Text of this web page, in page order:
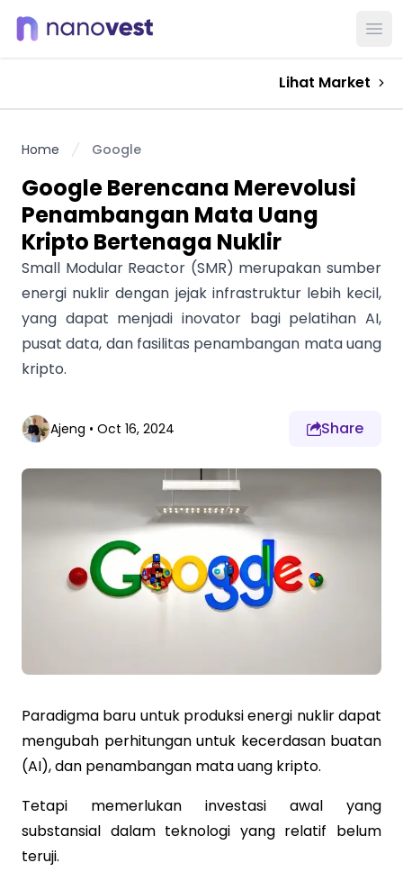
Lihat Market
Home Google
Google Berencana Merevolusi
Penambangan Mata Uang
Kripto Bertenaga Nuklir
Small Modular Reactor (SMR) merupakan sumber
energi nuklir dengan jejak infrastruktur lebih kecil,
yang dapat menjadi inovator bagi pelatihan AI,
pusat data, dan fasilitas penambangan mata uang
kripto.
Ajeng • Oct 16, 2024 Share
Paradigma baru untuk produksi energi nuklir dapat
mengubah perhitungan untuk kecerdasan buatan
(AI), dan penambangan mata uang kripto.
Tetapi memerlukan investasi awal yang
substansial dalam teknologi yang relatif belum
teruji.